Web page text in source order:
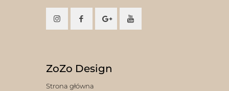
ZoZo Design
Strona główna